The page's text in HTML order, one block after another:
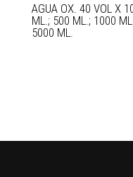
AGUA OX. 40 VOL X
ML.; 500 ML.; 1000
5000 ML.